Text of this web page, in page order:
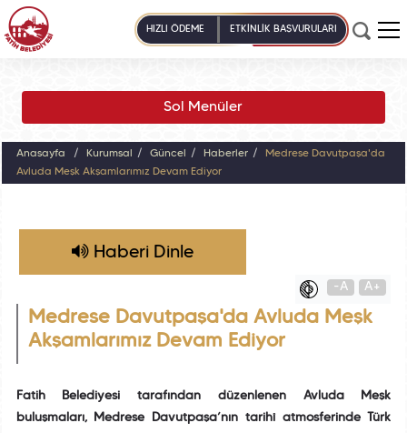
HIZLI ÖDEME ETKİNLİK BAŞVURULARI
Sol Menüler
Anasayfa Kurumsal Güncel Haberler
Medrese Davutpaşa'da
Avluda Meşk Akşamlarımız Devam Ediyor
Haberi Dinle
-A A+
Medrese Davutpaşa'da Avluda Meşk
Akşamlarımız Devam Ediyor
Fatih Belediyesi tarafından düzenlenen Avluda Meşk
buluşmaları, Medrese Davutpaşa’nın tarihî atmosferinde Türk